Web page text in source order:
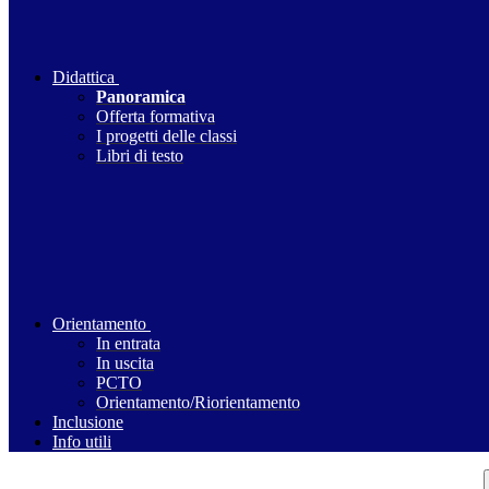
Didattica
Panoramica
Offerta formativa
I progetti delle classi
Libri di testo
Orientamento
In entrata
In uscita
PCTO
Orientamento/Riorientamento
Inclusione
Info utili